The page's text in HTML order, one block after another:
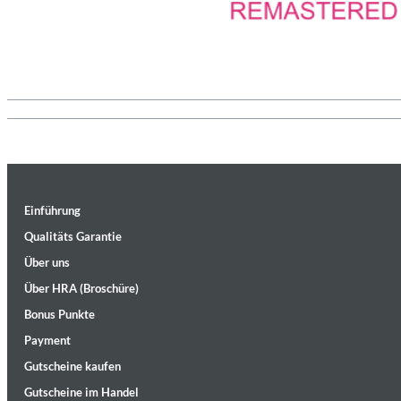
Malia, Boris Blank
Einführung
Qualitäts Garantie
Über uns
Über HRA (Broschüre)
Bonus Punkte
Payment
Gutscheine kaufen
Gutscheine im Handel